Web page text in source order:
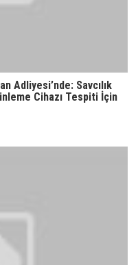
Adliyesi’nde: Savcılık
Cihazı Tespiti İçin